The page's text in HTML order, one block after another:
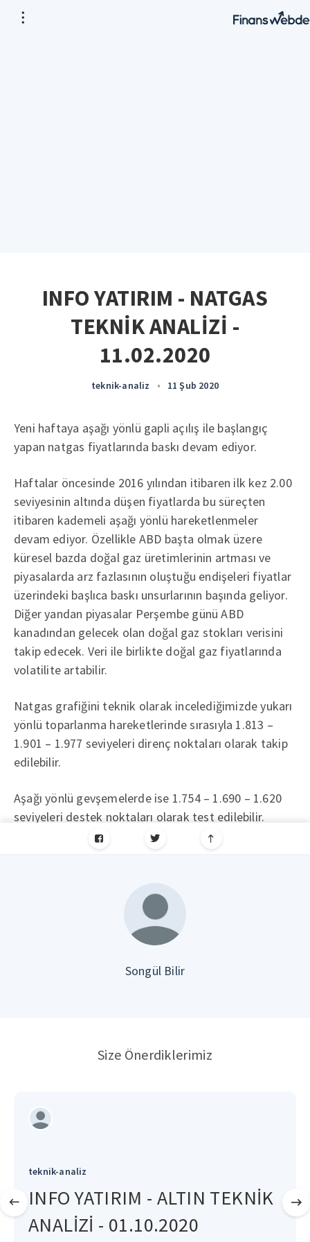
INFO YATIRIM - NATGAS
TEKNİK ANALİZİ -
11.02.2020
teknik-analiz • 11 Şub 2020
Yeni haftaya aşağı yönlü gapli açılış ile başlangıç
yapan natgas fiyatlarında baskı devam ediyor.
Haftalar öncesinde 2016 yılından itibaren ilk kez 2.00
seviyesinin altında düşen fiyatlarda bu süreçten
itibaren kademeli aşağı yönlü hareketlenmeler
devam ediyor. Özellikle ABD başta olmak üzere
küresel bazda doğal gaz üretimlerinin artması ve
piyasalarda arz fazlasının oluştuğu endişeleri fiyatlar
üzerindeki başlıca baskı unsurlarının başında geliyor.
Diğer yandan piyasalar Perşembe günü ABD
kanadından gelecek olan doğal gaz stokları verisini
takip edecek. Veri ile birlikte doğal gaz fiyatlarında
volatilite artabilir.
Natgas grafiğini teknik olarak incelediğimizde yukarı
yönlü toparlanma hareketlerinde sırasıyla 1.813 –
1.901 – 1.977 seviyeleri direnç noktaları olarak takip
edilebilir.
Aşağı yönlü gevşemelerde ise 1.754 – 1.690 – 1.620
seviyeleri destek noktaları olarak test edilebilir.
Songül Bilir
Size Önerdiklerimiz
teknik-analiz
INFO YATIRIM - ALTIN TEKNİK
ANALİZİ - 01.10.2020